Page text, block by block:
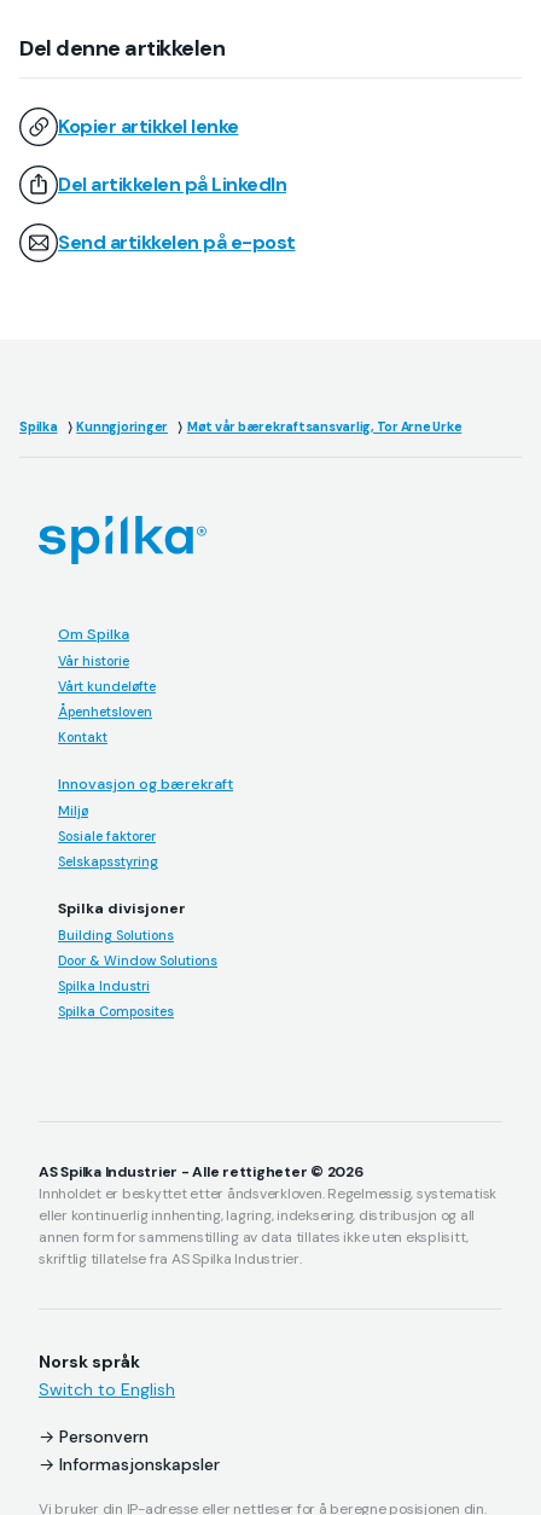
Del denne artikkelen
Kopier artikkel lenke
Del artikkelen på LinkedIn
Send artikkelen på e-post
Spilka Kunngjoringer Møt vår bærekraftsansvarlig, Tor Arne Urke
Om Spilka
Vår historie
Vårt kundeløfte
Åpenhetsloven
Kontakt
Innovasjon og bærekraft
Miljø
Sosiale faktorer
Selskapsstyring
Spilka divisjoner
Building Solutions
Door & Window Solutions
Spilka Industri
Spilka Composites
AS Spilka Industrier - Alle rettigheter © 2026
Innholdet er beskyttet etter åndsverkloven. Regelmessig, systematisk
eller kontinuerlig innhenting, lagring, indeksering, distribusjon og all
annen form for sammenstilling av data tillates ikke uten eksplisitt,
skriftlig tillatelse fra AS Spilka Industrier.
Norsk språk
Switch to English
Personvern
Informasjonskapsler
Vi bruker din IP-adresse eller nettleser for å beregne posisjonen din.